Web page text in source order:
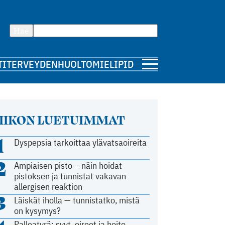
TERVEYDENHUOLTOMIELIPIDE
LUETUIMMAT
Dyspepsia tarkoittaa ylävatsaoireita
Ampiaisen pisto – näin hoidat
pistoksen ja tunnistat vakavan
allergisen reaktion
Läiskät iholla — tunnistatko, mistä
on kysymys?